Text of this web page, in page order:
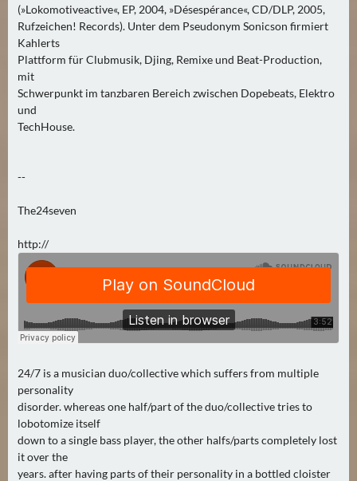
(»Lokomotiveactive«, EP, 2004, »Désespérance«, CD/DLP, 2005,
Rufzeichen! Records). Unter dem Pseudonym Sonicson firmiert
Kahlerts
Plattform für Clubmusik, Djing, Remixe und Beat-Production,
mit
Schwerpunkt im tanzbaren Bereich zwischen Dopebeats, Elektro
und
TechHouse.
--
The24seven
http://
24/7 is a musician duo/collective which suffers from multiple
personality
disorder. whereas one half/part of the duo/collective tries to
lobotomize itself
down to a single bass player, the other halfs/parts completely lost
it over the
years. after having parts of their personality in a bottled cloister